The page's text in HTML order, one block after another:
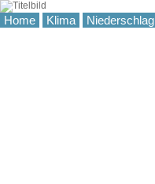
Home Klima Niederschlag